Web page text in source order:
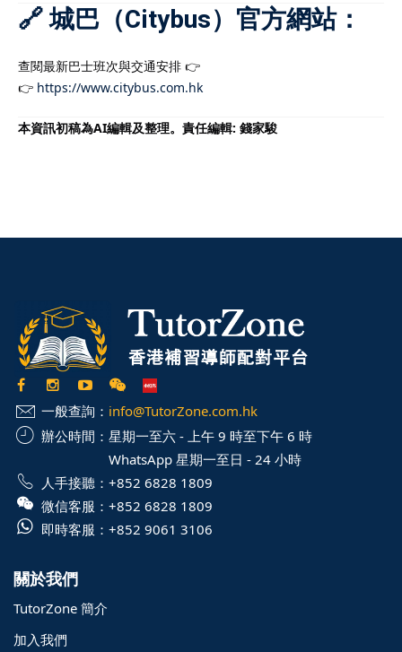
🔗 城巴（Citybus）官方網站：
查閱最新巴士班次與交通安排 👉
👉 https://www.citybus.com.hk
本資訊初稿為AI編輯及整理。責任編輯: 錢家駿
一般查詢： info@TutorZone.com.hk
辦公時間： 星期一至六 - 上午 9 時至下午 6 時
WhatsApp 星期一至日 - 24 小時
人手接聽： +852 6828 1809
微信客服： +852 6828 1809
即時客服： +852 9061 3106
關於我們
TutorZone 簡介
加入我們